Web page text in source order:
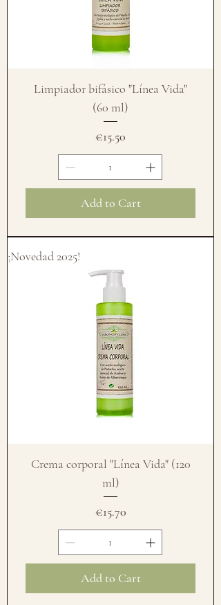
Limpiador bifásico "Línea Vida"
(60 ml)
Price
€15.50
Add to Cart
¡Novedad 2025!
Crema corporal "Línea Vida" (120
ml)
Price
€15.70
Add to Cart